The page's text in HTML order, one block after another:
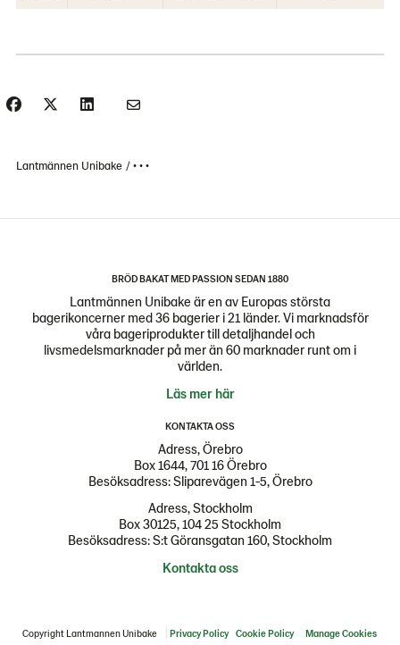
Lantmännen Unibake • • •
BRÖD BAKAT MED PASSION SEDAN 1880
Lantmännen Unibake är en av Europas största
bagerikoncerner med 36 bagerier i 21 länder. Vi marknadsför
våra bageriprodukter till detaljhandel och
livsmedelsmarknader på mer än 60 marknader runt om i
världen.
Läs mer här
KONTAKTA OSS
Adress, Örebro
Box 1644, 701 16 Örebro
Besöksadress: Sliparevägen 1-5, Örebro
Adress, Stockholm
Box 30125, 104 25 Stockholm
Besöksadress: S:t Göransgatan 160, Stockholm
Kontakta oss
Copyright Lantmannen Unibake Privacy Policy Cookie Policy Manage Cookies